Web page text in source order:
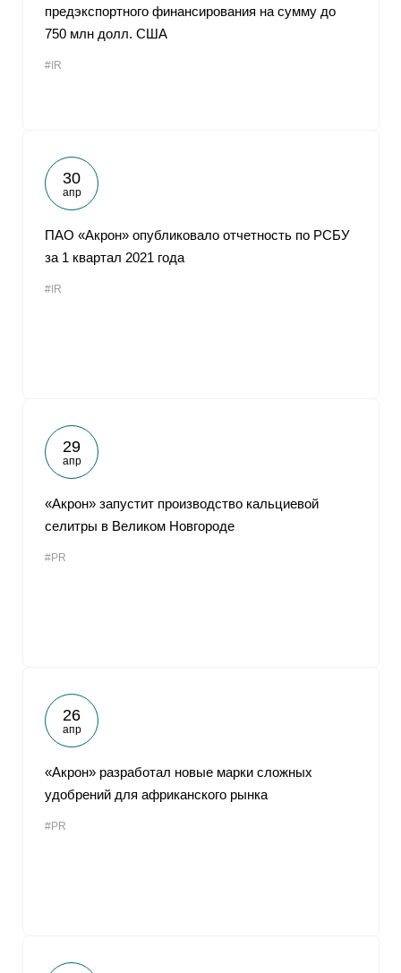
предэкспортного финансирования на сумму до
750 млн долл. США
#IR
30
апр
ПАО «Акрон» опубликовало отчетность по РСБУ
за 1 квартал 2021 года
#IR
29
апр
«Акрон» запустит производство кальциевой
селитры в Великом Новгороде
#PR
26
апр
«Акрон» разработал новые марки сложных
удобрений для африканского рынка
#PR